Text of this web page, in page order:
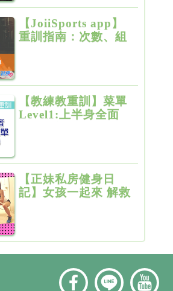
【JoiiSports app】
重訓指南：次數、組
【教練教重訓】菜單
Level1:上半身全面
【正妹私房健身日
記】女孩一起來 解救